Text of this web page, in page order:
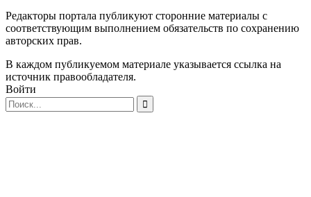
Редакторы портала публикуют сторонние материалы с
соответствующим выполнением обязательств по сохранению
авторских прав.
В каждом публикуемом материале указывается ссылка на
источник правообладателя.
Войти